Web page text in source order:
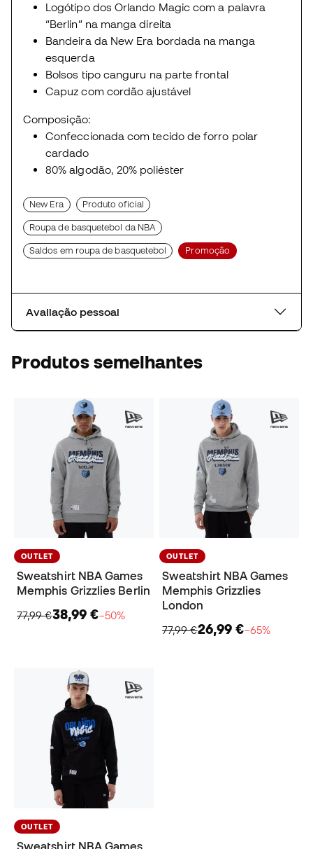
Logótipo dos Orlando Magic com a palavra
“Berlin” na manga direita
Bandeira da New Era bordada na manga
esquerda
Bolsos tipo canguru na parte frontal
Capuz com cordão ajustável
Composição:
Confeccionada com tecido de forro polar
cardado
80% algodão, 20% poliéster
New Era Produto oficial
Roupa de basquetebol da NBA
Saldos em roupa de basquetebol Promoção
Avaliação pessoal
Produtos semelhantes
OUTLET
Sweatshirt NBA Games
Memphis Grizzlies Berlin
77,99 €38,99 €−50%
OUTLET
Sweatshirt NBA Games
Memphis Grizzlies
London
77,99 €26,99 €−65%
OUTLET
Sweatshirt NBA Games